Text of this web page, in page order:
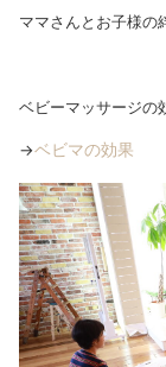
ママさんとお子様の
ベビーマッサージの
→ベビマの効果